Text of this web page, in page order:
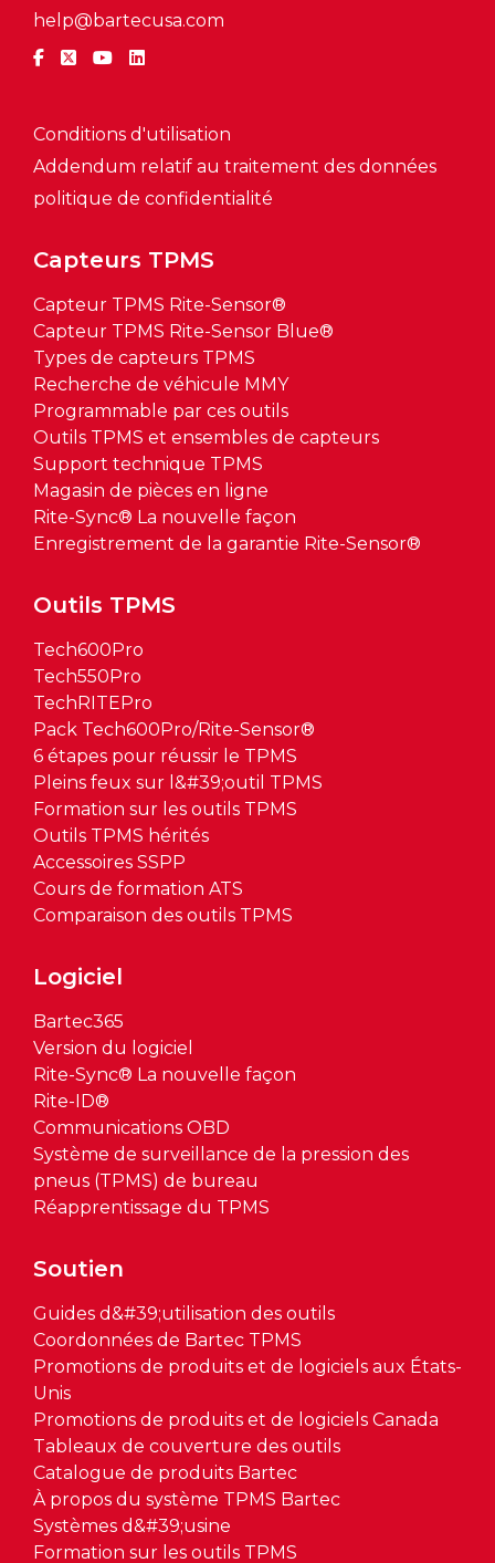
Capteurs TPMS
Capteur TPMS Rite-Sensor®
Capteur TPMS Rite-Sensor Blue®
Types de capteurs TPMS
Recherche de véhicule MMY
Programmable par ces outils
Outils TPMS et ensembles de capteurs
Support technique TPMS
Magasin de pièces en ligne
Rite-Sync® La nouvelle façon
Enregistrement de la garantie Rite-Sensor®
Outils TPMS
Tech600Pro
Tech550Pro
TechRITEPro
Pack Tech600Pro/Rite-Sensor®
6 étapes pour réussir le TPMS
Pleins feux sur l&#39;outil TPMS
Formation sur les outils TPMS
Outils TPMS hérités
Accessoires SSPP
Cours de formation ATS
Comparaison des outils TPMS
Logiciel
Bartec365
Version du logiciel
Rite-Sync® La nouvelle façon
Rite-ID®
Communications OBD
Système de surveillance de la pression des
pneus (TPMS) de bureau
Réapprentissage du TPMS
Soutien
Guides d&#39;utilisation des outils
Coordonnées de Bartec TPMS
Promotions de produits et de logiciels aux États-
Unis
Promotions de produits et de logiciels Canada
Tableaux de couverture des outils
Catalogue de produits Bartec
À propos du système TPMS Bartec
Systèmes d&#39;usine
Formation sur les outils TPMS
help@bartecusa.com
Conditions d'utilisation
Addendum relatif au traitement des données
politique de confidentialité